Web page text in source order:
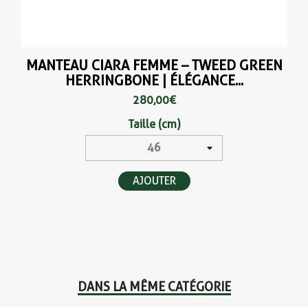
MANTEAU CIARA FEMME – TWEED GREEN
HERRINGBONE | ÉLÉGANCE...
280,00 €
Taille (cm)
AJOUTER
DANS LA MÊME CATÉGORIE